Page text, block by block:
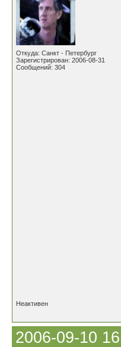
Откуда: Санкт - Петербург
Зарегистрирован: 2006-08-31
Сообщений: 304
Неактивен
2006-09-10